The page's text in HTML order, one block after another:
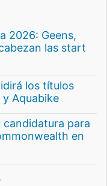
2026: Geens,
las start
los títulos
Aquabike
para
en